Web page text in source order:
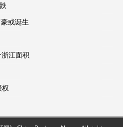
或诞生
江面积
权